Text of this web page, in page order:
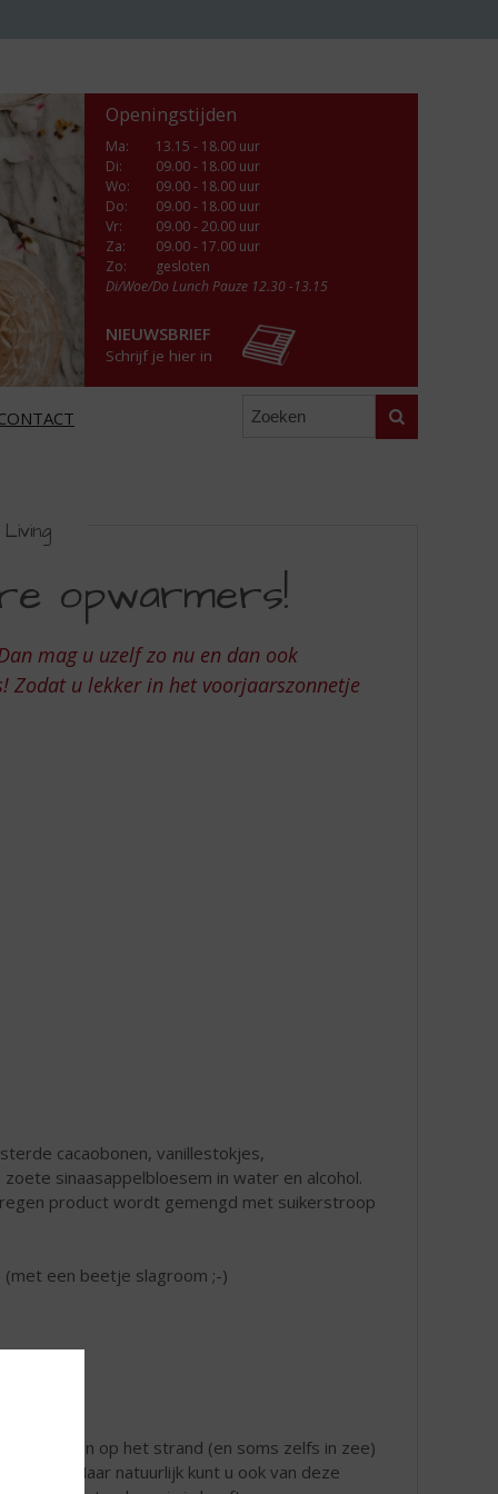
Openingstijden
Ma:
13.15 - 18.00 uur
Di:
09.00 - 18.00 uur
Wo:
09.00 - 18.00 uur
Do:
09.00 - 18.00 uur
Vr:
09.00 - 20.00 uur
Za:
09.00 - 17.00 uur
Zo:
gesloten
Di/Woe/Do Lunch Pauze 12.30 -13.15
NIEUWSBRIEF
Schrijf je hier in
Zoeken
opwarmers!
mag u uzelf zo nu en dan ook
Zodat u lekker in het voorjaarszonnetje
cacaobonen, vanillestokjes,
sinaasappelbloesem in water en alcohol.
product wordt gemengd met suikerstroop
(met een beetje slagroom ;-)
mannen op het strand (en soms zelfs in zee)
Maar natuurlijk kunt u ook van deze